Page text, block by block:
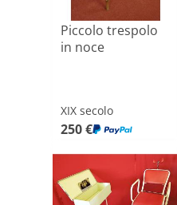
Piccolo trespolo
in noce
XIX secolo
250 €